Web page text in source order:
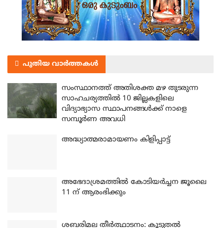
പുതിയ വാർത്തകൾ
സംസ്ഥാനത്ത് അതിശക്ത മഴ തുടരുന്ന
സാഹചര്യത്തിൽ 10 ജില്ലകളിലെ
വിദ്യാഭ്യാസ സ്ഥാപനങ്ങൾക്ക് നാളെ
സമ്പൂർണ അവധി
അദ്ധ്യാത്മരാമായണം കിളിപ്പാട്ട്
അഭേദാശ്രമത്തില്‍ കോടിയര്‍ച്ചന ജൂലൈ
11 ന് ആരംഭിക്കും
ശബരിമല തീര്‍ത്ഥാടനം: കൂടുതല്‍